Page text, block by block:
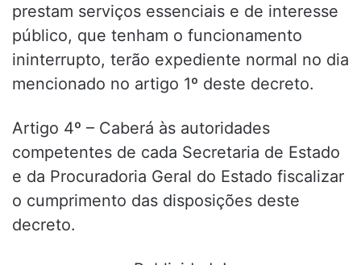
prestam serviços essenciais e de interesse
público, que tenham o funcionamento
ininterrupto, terão expediente normal no dia
mencionado no artigo 1º deste decreto.
Artigo 4º – Caberá às autoridades
competentes de cada Secretaria de Estado
e da Procuradoria Geral do Estado fiscalizar
o cumprimento das disposições deste
decreto.